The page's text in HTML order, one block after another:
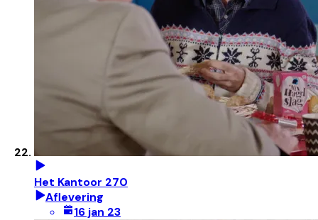
Het Kantoor 270
Aflevering
16 jan 23